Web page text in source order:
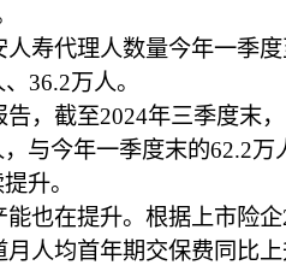
寿代理人数量今年一季度
36.2万人。
，截至2024年三季度末
与今年一季度末的62.2万
升。
也在提升。根据上市险企
人均首年期交保费同比